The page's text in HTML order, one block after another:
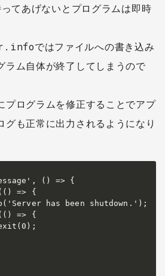
てあげないとプログラムは即時
ではファイルへの書き込み
ラム自体が終了してしまうので
プログラムを修正することでアプ
グも正常に出力されるようになり
() => {
=> {
has been shutdown.');
=> {